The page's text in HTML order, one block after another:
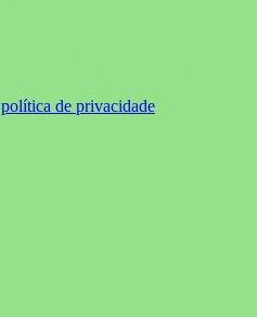
política de privacidade